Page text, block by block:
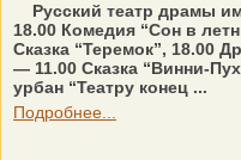
Русский театр драмы
18.00 Комедия “Сон в
Сказка “Теремок”, 18.00
— 11.00 Сказка “Винни-
урбан “Театру конец ...
Подробнее...